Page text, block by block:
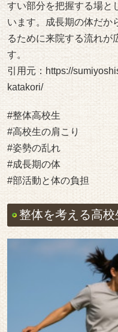
すい部分を把握する場と
います。成長期の体だか
るために来院する流れが
す。
引用元： https://
katakori/
#整体高校生
#高校生の肩こり
#姿勢の乱れ
#成長期の体
#部活動と体の負担
整体を考える高